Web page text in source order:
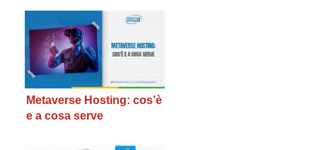
quello di cloud
computing
Metaverse Hosting: cos’è
e a cosa serve